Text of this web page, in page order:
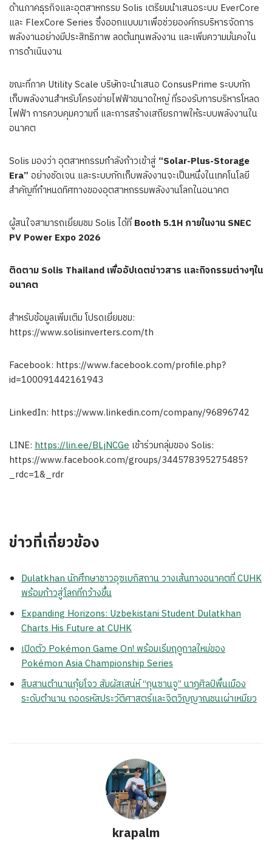
ด้านภาคธุรกิจและอุตสาหกรรม Solis เตรียมนำเสนอระบบ EverCore
และ FlexCore Series ซึ่งออกแบบมาเพื่อช่วยองค์กรบริหารจัดการ
พลังงานอย่างมีประสิทธิภาพ ลดต้นทุนพลังงาน และเพิ่มความมั่นคงใน
การดำเนินงาน
ขณะที่ภาค Utility Scale บริษัทจะนำเสนอ ConsusPrime ระบบกัก
เก็บพลังงานสำหรับโครงข่ายไฟฟ้าขนาดใหญ่ ที่รองรับการบริหารโหลด
ไฟฟ้า การควบคุมความถี่ และการสร้างเสถียรภาพให้ระบบพลังงานใน
อนาคต
Solis มองว่า อุตสาหกรรมกำลังก้าวเข้าสู่ “Solar-Plus-Storage
Era” อย่างชัดเจน และระบบกักเก็บพลังงานจะเป็นหนึ่งในเทคโนโลยี
สำคัญที่กำหนดทิศทางของอุตสาหกรรมพลังงานโลกในอนาคต
ผู้สนใจสามารถเยี่ยมชม Solis ได้ที่ Booth 5.1H ภายในงาน SNEC
PV Power Expo 2026
ติดตาม Solis Thailand เพื่ออัปเดตข่าวสาร และกิจกรรมต่างๆใน
อนาคต
สำหรับข้อมูลเพิ่มเติม โปรดเยี่ยมชม:
https://www.solisinverters.com/th
Facebook: https://www.facebook.com/profile.php?
id=100091442161943
LinkedIn: https://www.linkedin.com/company/96896742
LINE: https://lin.ee/BLjNCGe เข้าร่วมกลุ่มของ Solis:
https://www.facebook.com/groups/344578395275485?
_rdc=1&_rdr
ข่าวที่เกี่ยวข้อง
Dulatkhan นักศึกษาชาวอุซเบกิสถาน วางเส้นทางอนาคตที่ CUHK
พร้อมก้าวสู่โลกที่กว้างขึ้น
Expanding Horizons: Uzbekistani Student Dulatkhan
Charts His Future at CUHK
เปิดตัว Pokémon Game On! พร้อมเริ่มฤดูกาลใหม่ของ
Pokémon Asia Championship Series
สืบสานตำนานกุ้ยโจว สัมผัสเสน่ห์ “กุนซานจู” นาฏศิลป์พื้นเมือง
ระดับตำนาน ถอดรหัสประวัติศาสตร์และจิตวิญญาณชนเผ่าเหมียว
krapalm